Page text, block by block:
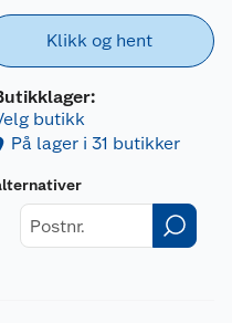
Klikk og hent
butikk
På lager i 31 butikker